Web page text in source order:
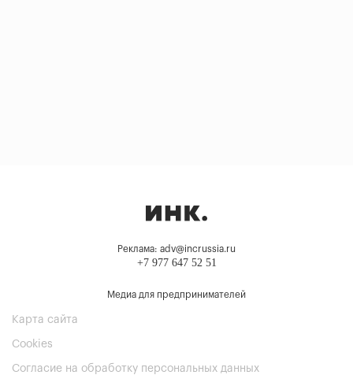
Реклама: adv@incrussia.ru
+7 977 647 52 51
Медиа для предпринимателей
Карта сайта
Cookies
Согласие на обработку персональных данных